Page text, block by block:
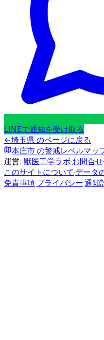
LINEで通知を受け取る
←埼玉県のページに戻る
本庄市の警戒レベルマッ
運営: 獣医工学ラボ·お問合せ·
このサイトについて·データ
免責事項·プライバシー·通知